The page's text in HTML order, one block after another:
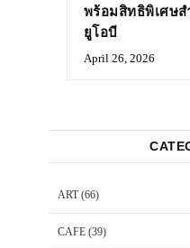
พร้อมสิทธิพิเศษ
ยูโอบี
April 26, 2026
ART(66)
CAFE (39)